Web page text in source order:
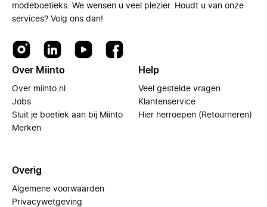
modeboetieks. We wensen u veel plezier. Houdt u van onze
services? Volg ons dan!
Over Miinto
Over miinto.nl
Jobs
Sluit je boetiek aan bij Miinto
Merken
Help
Veel gestelde vragen
Klantenservice
Hier herroepen (Retourneren)
Overig
Algemene voorwaarden
Privacywetgeving